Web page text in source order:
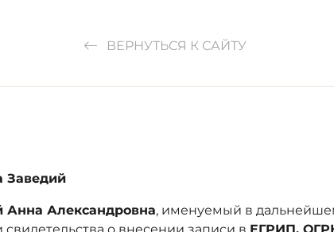
ВЕРНУТЬСЯ К САЙТУ
Заведий
Анна Александровна, именуемый в